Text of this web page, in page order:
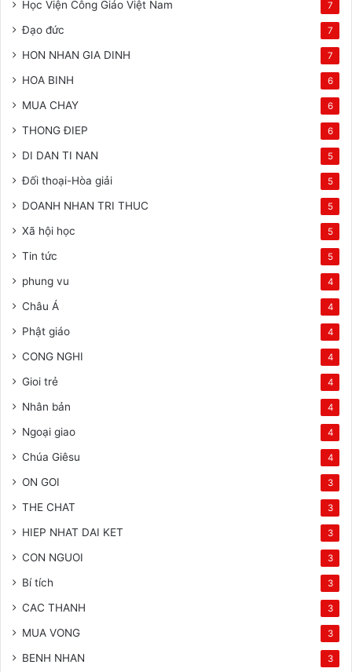
Học Viện Công Giáo Việt Nam 7
Đạo đức 7
HON NHAN GIA DINH 7
HOA BINH 6
MUA CHAY 6
THONG ĐIEP 6
DI DAN TI NAN 5
Đối thoại-Hòa giải 5
DOANH NHAN TRI THUC 5
Xã hội học 5
Tin tức 5
phung vu 4
Châu Á 4
Phật giáo 4
CONG NGHI 4
Gioi trẻ 4
Nhân bản 4
Ngoại giao 4
Chúa Giêsu 4
ON GOI 3
THE CHAT 3
HIEP NHAT DAI KET 3
CON NGUOI 3
Bí tích 3
CAC THANH 3
MUA VONG 3
BENH NHAN 3